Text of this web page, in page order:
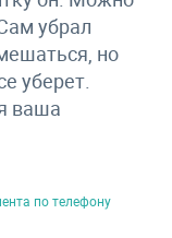
убрал
но
уберет.
ваша
по телефону